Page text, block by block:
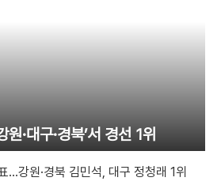
·대구·경북’서 경선 1위
…강원·경북 김민석, 대구 정청래 1위